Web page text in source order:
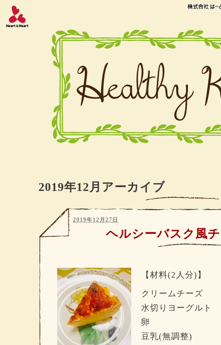
2019年12月アーカイブ
ヘルシーバスク風
2019年12月27日
【材料(2人分)】
クリームチ
水切りヨーグ
卵
豆乳(無調整)